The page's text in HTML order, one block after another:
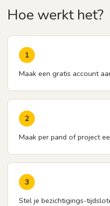
Hoe werkt het?
1
Maak een gratis account
2
Maak per pand of project
3
Stel je bezichtigings-